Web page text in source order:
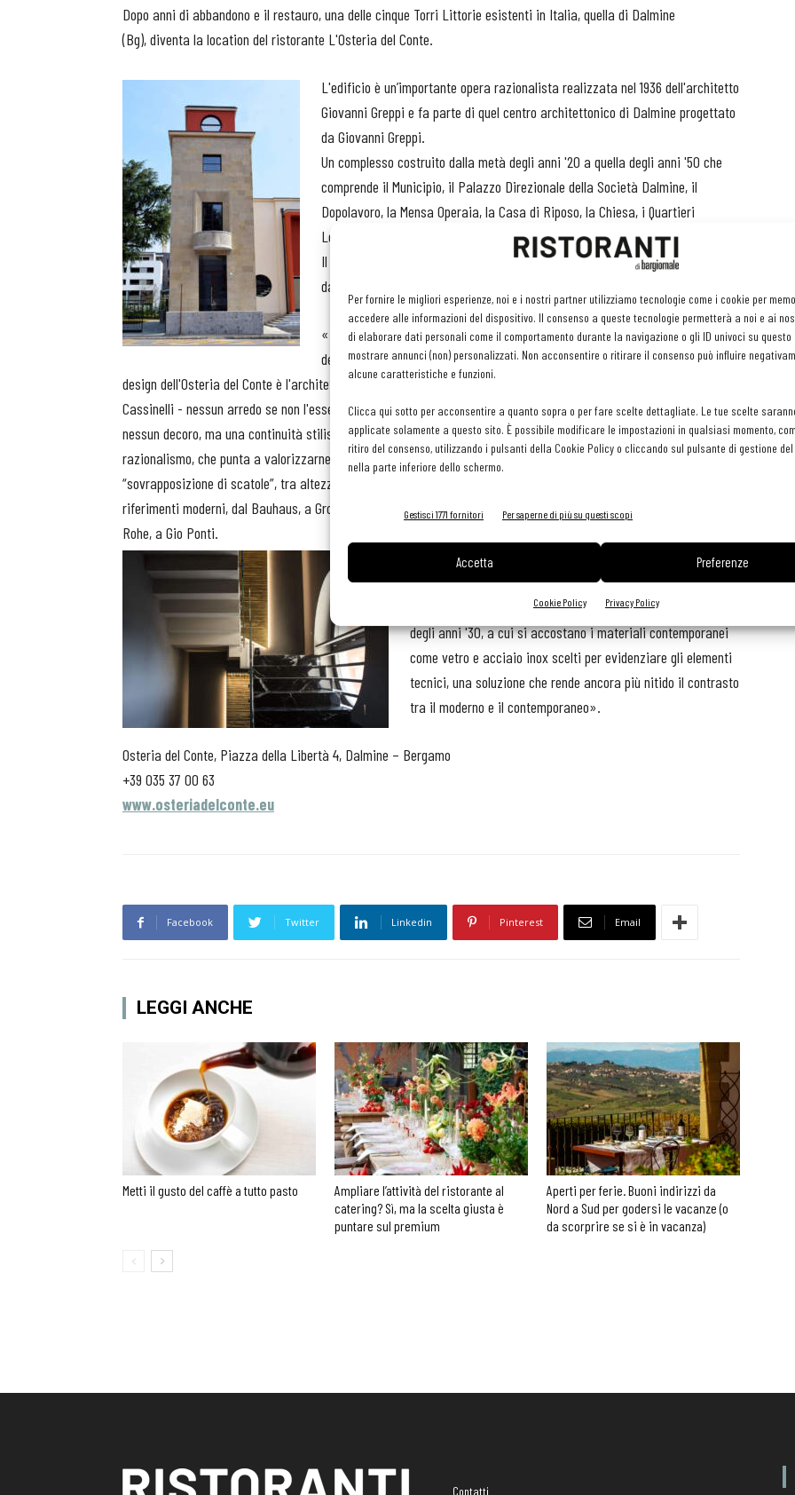
Per fornire le migliori esperienze, noi e i nostri partner utilizziamo tecnologie come i cookie per
accedere alle informazioni del dispositivo. Il consenso a queste tecnologie permetterà a noi e ai
di elaborare dati personali come il comportamento durante la navigazione o gli ID univoci su questo
mostrare annunci (non) personalizzati. Non acconsentire o ritirare il consenso può influire
alcune caratteristiche e funzioni.
Clicca qui sotto per acconsentire a quanto sopra o per fare scelte dettagliate. Le tue scelte
applicate solamente a questo sito. È possibile modificare le impostazioni in qualsiasi momento,
ritiro del consenso, utilizzando i pulsanti della Cookie Policy o cliccando sul pulsante di gestione del
nella parte inferiore dello schermo.
Gestisci 1771 fornitori Per saperne di più su questi scopi
Accetta Preferenze
Cookie Policy Privacy Policy
Dopo anni di abbandono e il restauro, una delle cinque Torri Littorie esistenti in Italia, quella di Dalmine
(Bg), diventa la location del ristorante L'Osteria del Conte.
L'edificio è un’importante opera razionalista realizzata nel 1936 dell'architetto
Giovanni Greppi e fa parte di quel centro architettonico di Dalmine progettato
da Giovanni Greppi.
Un complesso costruito dalla metà degli anni '20 a quella degli anni '50 che
comprende il Municipio, il Palazzo Direzionale della Società Dalmine, il
Dopolavoro, la Mensa Operaia, la Casa di Riposo, la Chiesa, i Quartieri
Leonardo da Vinci e Garbagli.
Il restauro della Torre è stato sostenuto dalla Famiglia Brembilla e firmato
dall'architetto Mario Cassinelli.
«Protagonista assoluta
del progetto di interior
design dell'Osteria del Conte è l'architettura stessa –
Cassinelli - nessun arredo se non l'essenziale, nessun ornato,
nessun decoro, ma una continuità stilistica con il
razionalismo, che punta a valorizzarne la tipica struttura a
“sovrapposizione di scatole”, tra altezze importanti e
riferimenti moderni, dal Bauhaus, a Gropius, a Mies Van Der
Rohe, a Gio Ponti.
Una combinazione di quinte e pareti modulate dalla luce
dialoga con i materiali come il marmo nero e il legno degli
infissi, finiture che riprendono la tradizione architettonica
degli anni '30, a cui si accostano i materiali contemporanei
come vetro e acciaio inox scelti per evidenziare gli elementi
tecnici, una soluzione che rende ancora più nitido il contrasto
tra il moderno e il contemporaneo».
Osteria del Conte, Piazza della Libertà 4, Dalmine – Bergamo
+39 035 37 00 63
www.osteriadelconte.eu
Facebook Twitter Linkedin Pinterest Email
LEGGI ANCHE
Metti il gusto del caffè a tutto pasto
Ampliare l’attività del ristorante al
catering? Sì, ma la scelta giusta è
puntare sul premium
Aperti per ferie. Buoni indirizzi da
Nord a Sud per godersi le vacanze (o
da scorprire se si è in vacanza)
Contatti